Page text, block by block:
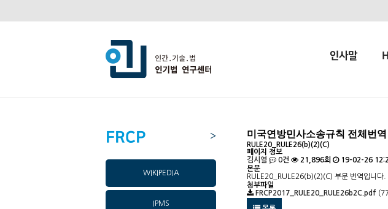
인사말
미국연방민사소송규칙 전체번역
RULE20_RULE26(b)(2)(C)
페이지 정보
김시열
0건 21,896회
19-02-26
본문
RULE20_RULE26(b)(2)(C) 부분 번역입니다.
첨부파일
FRCP2017_RULE20_RULE26b2C.pdf
FRCP >
WIKIPEDIA
IPMS